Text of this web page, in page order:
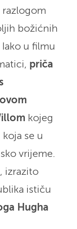
razlogom
božićnih
u filmu
priča
kojeg
se u
vrijeme.
izrazito
ističu
Hugha